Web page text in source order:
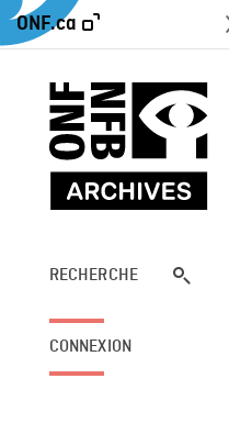
ONF.ca
RECHERCHE
CONNEXION